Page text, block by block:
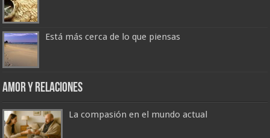
Está más cerca de lo que piensas
Amor y Relaciones
La compasión en el mundo actual